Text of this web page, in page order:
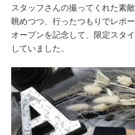
スタッフさんの撮ってくれた素
眺めつつ、行ったつもりでレポ
オープンを記念して、限定スタ
していました。